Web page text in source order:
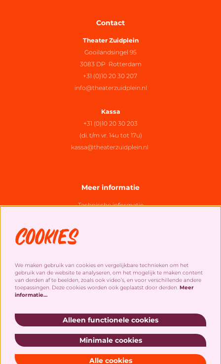
Contact
Theater Zuidplein
Gooilandsingel 95
3083 DP Rotterdam
+31 (0)10 20 30 207
info@theaterzuidplein.nl
Kassa
+31 (0)10 20 30 203
(di. t/m vr. 14u tot 17u)
kassa@theaterzuidplein.nl
Meer informatie
Technische informatie
Algemene bezoekersvoorwaarden
Cookies
Social Media
Schrijf je in voor onze nieuwsbrief!
Cookies
We maken gebruik van cookies en vergelijkbare technieken om het
gebruik van de website te analyseren, om het mogelijk te maken content
van derden af te beelden, zoals ook video’s, en voor verschillende andere
toepassingen. Deze cookies worden ook geplaatst door derden. Meer
informatie…
Alleen functionele cookies
Minimale cookies
Alle cookies